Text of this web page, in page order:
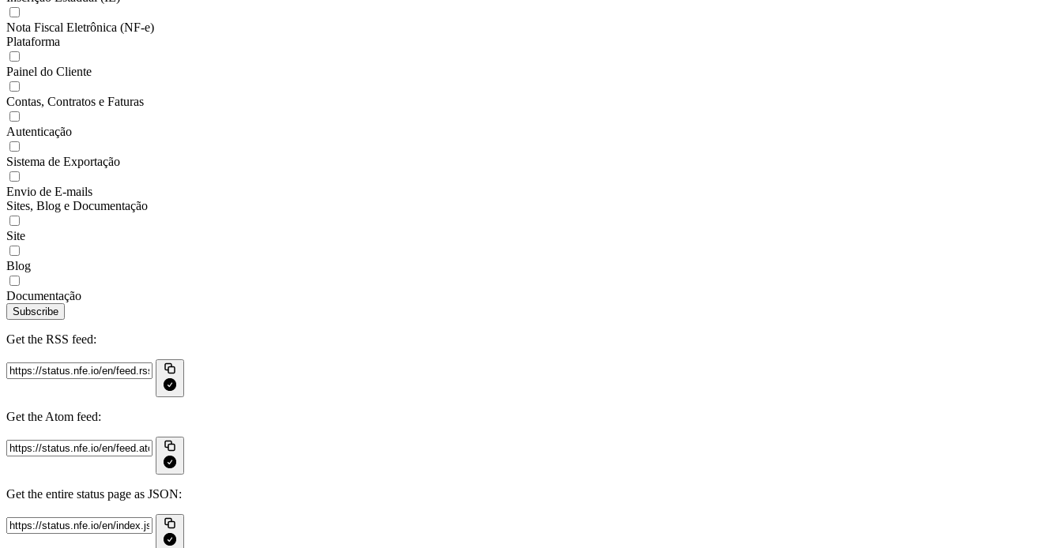
Nota Fiscal Eletrônica (NF-e)
Plataforma
Painel do Cliente
Contas, Contratos e Faturas
Autenticação
Sistema de Exportação
Envio de E-mails
Sites, Blog e Documentação
Site
Blog
Documentação
Subscribe
Get the RSS feed:
Get the Atom feed:
Get the entire status page as JSON: